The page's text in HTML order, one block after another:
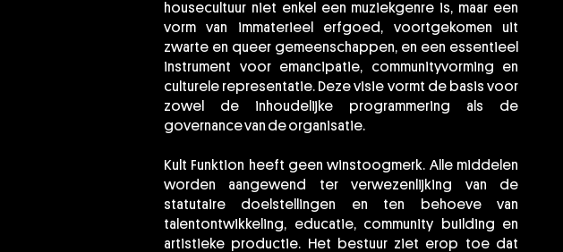
housecultuur niet enkel een muziekgenre is, maar een
vorm van immaterieel erfgoed, voortgekomen uit
zwarte en queer gemeenschappen, en een essentieel
instrument voor emancipatie, communityvorming en
culturele representatie. Deze visie vormt de basis voor
zowel de inhoudelijke programmering als de
governance van de organisatie.
Kult Funktion heeft geen winstoogmerk. Alle middelen
worden aangewend ter verwezenlijking van de
statutaire doelstellingen en ten behoeve van
talentontwikkeling, educatie, community building en
artistieke productie. Het bestuur ziet erop toe dat